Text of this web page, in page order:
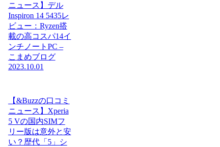
ニュース】デル
Inspiron 14 5435レ
ビュー：Ryzen搭
載の高コスパ14イ
ンチノートPC –
こまめブログ
2023.10.01
【&Buzzの口コミ
ニュース】Xperia
5 Vの国内SIMフ
リー版は意外と安
い？歴代「5」シ